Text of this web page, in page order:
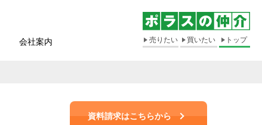
会社案内 売りたい 買いたい トップ
資料請求はこちらから